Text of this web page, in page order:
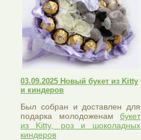
03.09.2025 Новый букет из Kitty
и киндеров
Был собран и доставлен для
подарка молодоженам букет
из Kitty, роз и шоколадных
киндеров